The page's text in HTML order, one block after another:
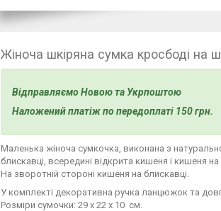
Жіноча шкіряна сумка кросбоді на
Відправляємо Новою та Укрпоштою
Наложений платіж по передоплаті 150 грн.
Маленька жіноча сумкочка, виконана з
блискавці, всередині відкрита кишеня і кишеня на
На зворотній стороні кишеня на блискавці.
У комплекті декоративна ручка ланцюжок та
Розміри сумочки: 29 х 22 х 10 см.